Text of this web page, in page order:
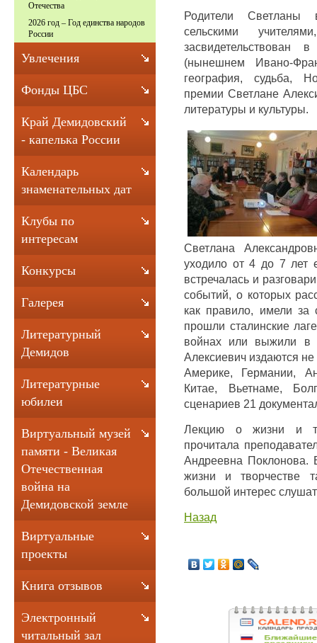
Родители Светланы
сельскими
засвидетельствован
(нынешнем Ивано-
география, судьба,
премии Светлане
литературы и культуры.
Светлана
уходило от 4 до 7 лет
встречалась и
событий, о которых
как правило, имели за
прошли сталинские
войнах или выжили в
Алексиевич издаются
Америке, Германии,
Китае, Вьетнаме,
сценариев 21
Лекцию о жизни и
прочитала
Андреевна Поклонова.
жизни и творчестве
большой интерес
Назад
Отечества
2026 год – Год единства народов
России
Увлечения
Фонды ЦБС
Край Демидовский
- капелька России
Календарь
знаменательных дат
Клубы по
интересам
Конкурсы
Галерея
Литературный
Демидов
Литературные
юбилеи
Виртуальный музей
памяти - Великая
Отечественная
война на
Демидовской земле
Виртуальные
проекты
Книга отзывов
Электронный
читальный зал